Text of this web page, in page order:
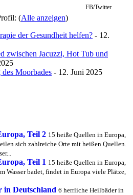
FB/Twitter
(Alle anzeigen)
der Gesundheit helfen? - 12.
zwischen Jacuzzi, Hot Tub und
Moorbades - 12. Juni 2025
Teil 2 15 heiße Quellen in Europa,
sich zahlreiche Orte mit heißen Quellen.
Teil 1 15 heiße Quellen in Europa,
Wasser badet, findet in Europa viele Plätze,
in Deutschland 6 herrliche Heilbäder in